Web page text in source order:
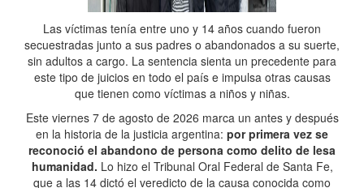
Las víctimas tenía entre uno y 14 años cuando fueron
secuestradas junto a sus padres o abandonados a su suerte,
sin adultos a cargo. La sentencia sienta un precedente para
este tipo de juicios en todo el país e impulsa otras causas
que tienen como víctimas a niños y niñas.
Este viernes 7 de agosto de 2026 marca un antes y después
en la historia de la justicia argentina: por primera vez se
reconoció el abandono de persona como delito de lesa
humanidad. Lo hizo el Tribunal Oral Federal de Santa Fe,
que a las 14 dictó el veredicto de la causa conocida como